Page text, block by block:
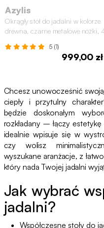
Azylis
Okrągły stół do jadalni w kolorze
drewna, czarne metalowe nóżki,
5 (1)
999,00 zł
Chcesz unowocześnić
ciepły i przytulny
będzie doskonałym
rozkładany – łączy
idealnie wpisuje się w
czy wolisz
wyszukane aranżacje, z
który nada Twojej jadalni
Jak wybrać
jadalni?
Współczesne stoły do